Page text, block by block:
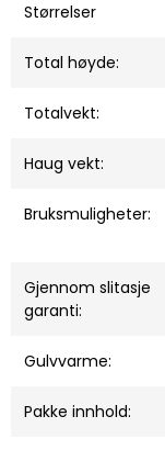
Størrelser
Total høyde:
Totalvekt:
Haug vekt:
Bruksmuligheter:
Gjennom slitasje
garanti:
Gulvvarme:
Pakke innhold: